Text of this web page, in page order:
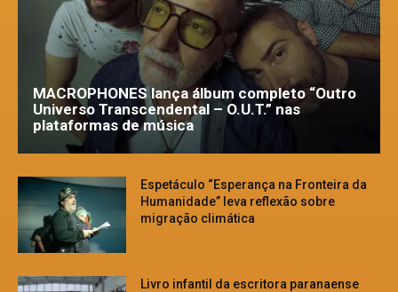
MACROPHONES lança álbum completo “Outro
Universo Transcendental – O.U.T.” nas
plataformas de música
Espetáculo “Esperança na Fronteira da
Humanidade” leva reflexão sobre
migração climática
Livro infantil da escritora paranaense